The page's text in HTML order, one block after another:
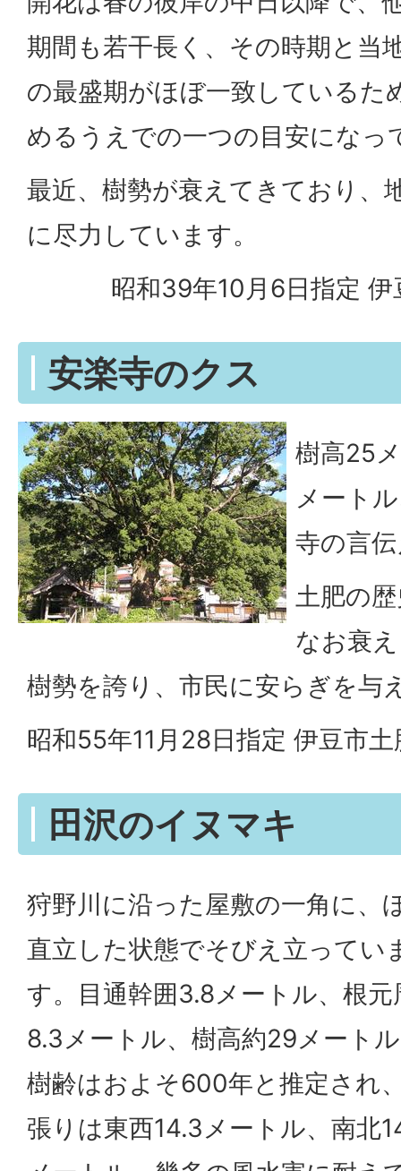
期間も若干長く、その時期と当
の最盛期がほぼ一致しているた
めるうえでの一つの目安になっ
最近、樹勢が衰えてきており、
に尽力しています。
昭和39年10月6日指定
安楽寺のクス
樹高25
メート
寺の言
土肥の
なお衰
樹勢を誇り、市民に安らぎを与
昭和55年11月28日指定 伊豆市
田沢のイヌマキ
狩野川に沿った屋敷の一角に、
直立した状態でそびえ立ってい
す。目通幹囲3.8メートル、根元
8.3メートル、樹高約29メート
樹齢はおよそ600年と推定され
張りは東西14.3メートル、南北